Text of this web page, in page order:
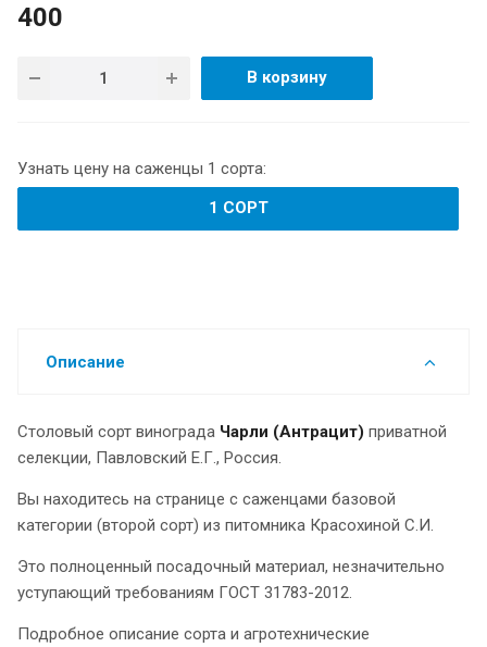
400
В корзину
Узнать цену на саженцы 1 сорта:
1 СОРТ
Описание
Столовый сорт винограда Чарли (Антрацит) приватной
селекции, Павловский Е.Г., Россия.
Вы находитесь на странице с саженцами базовой
категории (второй сорт) из питомника Красохиной С.И.
Это полноценный посадочный материал, незначительно
уступающий требованиям ГОСТ 31783-2012.
Подробное описание сорта и агротехнические